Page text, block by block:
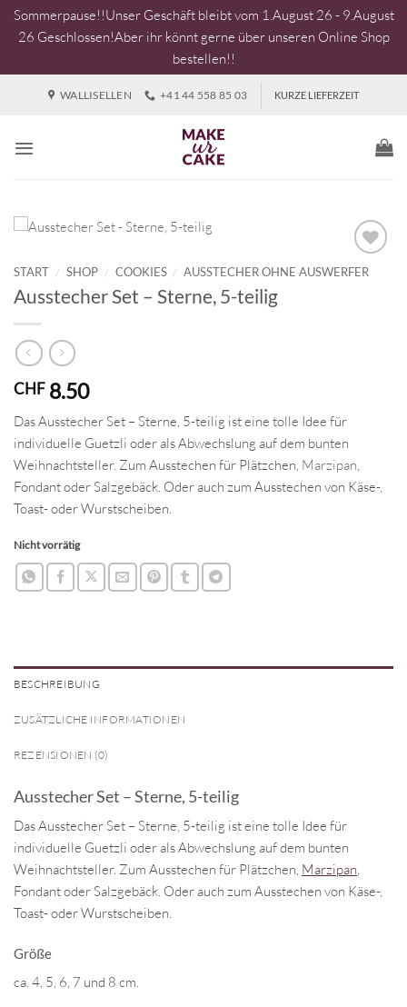
Sommerpause!!Unser Geschäft bleibt vom 1.August 26 - 9.August
26 Geschlossen!Aber ihr könnt gerne über unseren Online Shop
bestellen!!
WALLISELLEN +41 44 558 85 03 KURZE LIEFERZEIT
START / SHOP / COOKIES / AUSSTECHER OHNE AUSWERFER
Ausstecher Set – Sterne, 5-teilig
CHF 8.50
Das Ausstecher Set – Sterne, 5-teilig ist eine tolle Idee für
individuelle Guetzli oder als Abwechslung auf dem bunten
Weihnachtsteller. Zum Ausstechen für Plätzchen, Marzipan,
Fondant oder Salzgebäck. Oder auch zum Ausstechen von Käse-,
Toast- oder Wurstscheiben.
Nicht vorrätig
BESCHREIBUNG
ZUSÄTZLICHE INFORMATIONEN
REZENSIONEN (0)
Ausstecher Set – Sterne, 5-teilig
Das Ausstecher Set – Sterne, 5-teilig ist eine tolle Idee für
individuelle Guetzli oder als Abwechslung auf dem bunten
Weihnachtsteller. Zum Ausstechen für Plätzchen, Marzipan,
Fondant oder Salzgebäck. Oder auch zum Ausstechen von Käse-,
Toast- oder Wurstscheiben.
Größe
ca. 4, 5, 6, 7 und 8 cm.